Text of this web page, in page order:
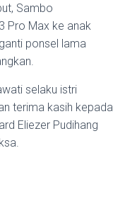
Sambo
Pro Max ke anak
ponsel lama
selaku istri
terima kasih kepada
Eliezer Pudihang